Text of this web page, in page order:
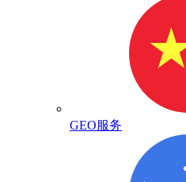
GEO服务